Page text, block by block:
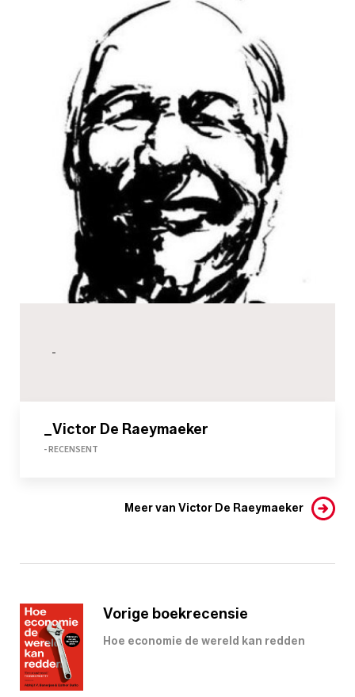
-
_Victor De Raeymaeker
- RECENSENT
Meer van Victor De Raeymaeker
Vorige boekrecensie
Hoe economie de wereld kan redden